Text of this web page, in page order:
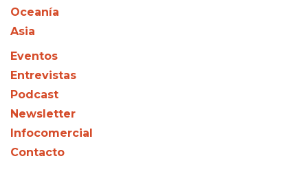
Oceanía
Asia
Eventos
Entrevistas
Podcast
Newsletter
Infocomercial
Contacto